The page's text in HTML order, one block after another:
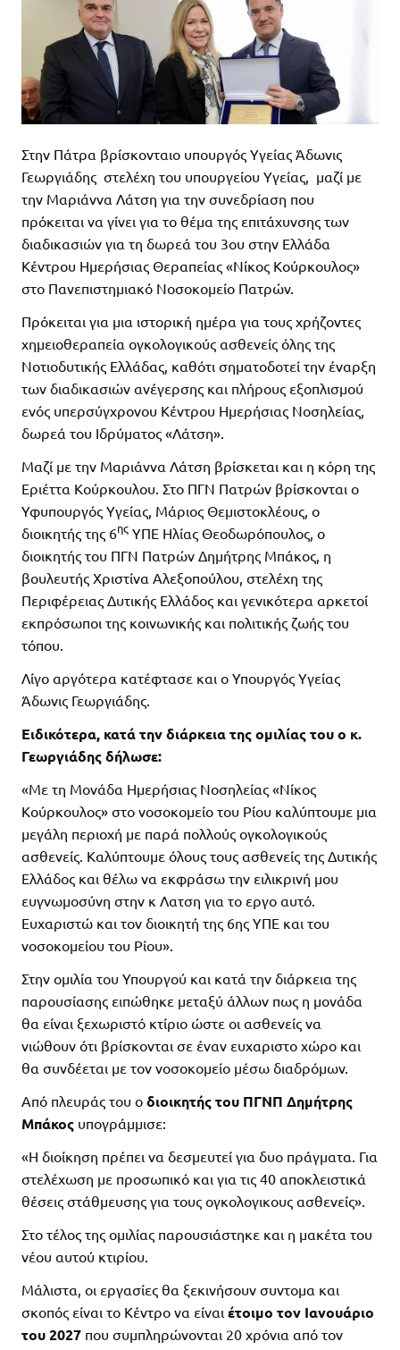
Στην Πάτρα βρίσκονταιο υπουργός Υγείας Άδωνις
Γεωργιάδης στελέχη του υπουργείου Υγείας, μαζί με
την Μαριάννα Λάτση για την συνεδρίαση που
πρόκειται να γίνει για το θέμα της επιτάχυνσης των
διαδικασιών για τη δωρεά του 3ου στην Ελλάδα
Κέντρου Ηµερήσιας Θεραπείας «Νίκος Κούρκουλος»
στο Πανεπιστηµιακό Νοσοκοµείο Πατρών.
Πρόκειται για μια ιστορική ημέρα για τους χρήζοντες
χημειοθεραπεία ογκολογικούς ασθενείς όλης της
Νοτιοδυτικής Ελλάδας, καθότι σηματοδοτεί την έναρξη
των διαδικασιών ανέγερσης και πλήρους εξοπλισµού
ενός υπερσύγχρονου Κέντρου Ηµερήσιας Νοσηλείας,
δωρεά του Ιδρύµατος «Λάτση».
Μαζί με την Μαριάννα Λάτση βρίσκεται και η κόρη της
Εριέττα Κούρκουλου. Στο ΠΓΝ Πατρών βρίσκονται ο
Υφυπουργός Υγείας, Μάριος Θεμιστοκλέους, ο
διοικητής της 6ης ΥΠΕ Ηλίας Θεοδωρόπουλος, ο
διοικητής του ΠΓΝ Πατρών Δημήτρης Μπάκος, η
βουλευτής Χριστίνα Αλεξοπούλου, στελέχη της
Περιφέρειας Δυτικής Ελλάδος και γενικότερα αρκετοί
εκπρόσωποι της κοινωνικής και πολιτικής ζωής του
τόπου.
Λίγο αργότερα κατέφτασε και ο Υπουργός Υγείας
Άδωνις Γεωργιάδης.
Ειδικότερα, κατά την διάρκεια της ομιλίας του ο κ.
Γεωργιάδης δήλωσε:
«Με τη Μονάδα Ημερήσιας Νοσηλείας «Νίκος
Κούρκουλος» στο νοσοκομείο του Ρίου καλύπτουμε μια
μεγάλη περιοχή με παρά πολλούς ογκολογικούς
ασθενείς. Καλύπτουμε όλους τους ασθενείς της Δυτικής
Ελλάδος και θέλω να εκφράσω την ειλικρινή μου
ευγνωμοσύνη στην κ Λατση για το εργο αυτό.
Ευχαριστώ και τον διοικητή της 6ης ΥΠΕ και του
νοσοκομείου του Ρίου».
Στην ομιλία του Υπουργού και κατά την διάρκεια της
παρουσίασης ειπώθηκε μεταξύ άλλων πως η μονάδα
θα είναι ξεχωριστό κτίριο ώστε οι ασθενείς να
νιώθουν ότι βρίσκονται σε έναν ευχαριστο χώρο και
θα συνδέεται με τον νοσοκομείο μέσω διαδρόμων.
Από πλευράς του ο διοικητής του ΠΓΝΠ Δημήτρης
Μπάκος υπογράμμισε:
«Η διοίκηση πρέπει να δεσμευτεί για δυο πράγματα. Για
στελέχωση με προσωπικό και για τις 40 αποκλειστικά
θέσεις στάθμευσης για τους ογκολογικους ασθενείς».
Στο τέλος της ομιλίας παρουσιάστηκε και η μακέτα του
νέου αυτού κτιρίου.
Μάλιστα, οι εργασίες θα ξεκινήσουν συντομα και
σκοπός είναι το Κέντρο να είναι έτοιμο τον Ιανουάριο
του 2027 που συμπληρώνονται 20 χρόνια από τον